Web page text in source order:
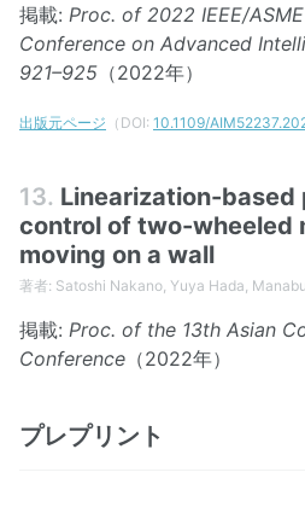
掲載: Proc. of 2022 IEEE/
Conference on Advanced
921–925 （2022年）
出版元ページ （DOI: 10.1109/
13. Linearization-
control of two-wheeled
moving on a wall
著者: Satoshi Nakano, Yuya Hada,
掲載: Proc. of the 13th Asian
Conference （2022年）
プレプリント